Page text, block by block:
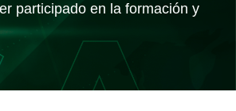
participado en la formación y